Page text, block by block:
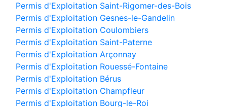
Permis d'Exploitation Saint-Rigomer-des-Bois
Permis d'Exploitation Gesnes-le-Gandelin
Permis d'Exploitation Coulombiers
Permis d'Exploitation Saint-Paterne
Permis d'Exploitation Arçonnay
Permis d'Exploitation Rouessé-Fontaine
Permis d'Exploitation Bérus
Permis d'Exploitation Champfleur
Permis d'Exploitation Bourg-le-Roi